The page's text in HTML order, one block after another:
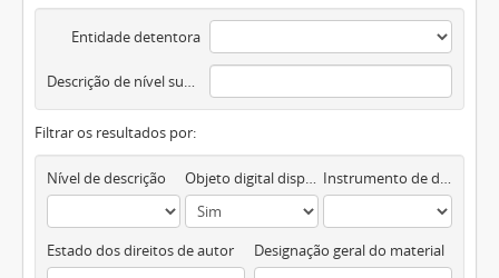
Entidade detentora
Descrição de nível superior
Filtrar os resultados por:
Nível de descrição Objeto digital disponível Instrumento de descrição documental
Estado dos direitos de autor Designação geral do material